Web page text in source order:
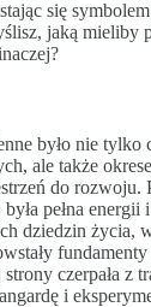
się
jaką mieliby
było nie tylko
ale także
do rozwoju.
pełna energii
dziedzin życia,
czerpała z
i